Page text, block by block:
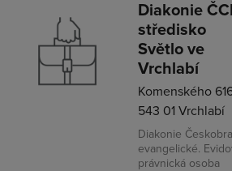
Diakonie
středisko
Světlo ve
Vrchlabí
Komenského
543 01 Vrchlabí
Diakonie
evangelické.
právnická osoba